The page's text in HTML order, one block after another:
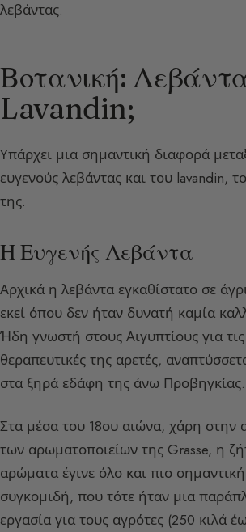
λεβάντας.
Βοτανική:
Lavandin;
Υπάρχει μια σημαντική διαφορά
ευγενούς λεβάντας και του lavandin,
της.
Η Ευγενής Λεβάντα
Αρχικά η λεβάντα εγκαθίστατο σε
εκεί όπου δεν ήταν δυνατή καμία
Ήδη γνωστή στους Αιγυπτίους για τις
θεραπευτικές της αρετές,
στα ξηρά εδάφη της άνω Προβηγκίας.
Στα μέσα του 18ου αιώνα, χάρη στην
των αρωματοποιείων της Grasse, η
αρώματα έγινε όλο και πιο
συγκομιδή, που τότε ήταν μια
εργασία για τους αγρότες (250 κιλά